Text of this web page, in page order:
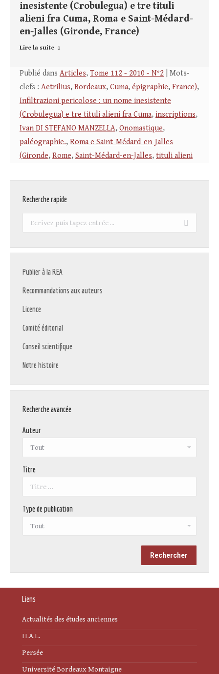
inesistente (Crobulegua) e tre tituli
alieni fra Cuma, Roma e Saint-Médard-
en-Jalles (Gironde, France)
Lire la suite
Publié dans Articles, Tome 112 - 2010 - N°2 | Mots-
clefs : Aetrilius, Bordeaux, Cuma, épigraphie, France),
Infiltrazioni pericolose : un nome inesistente
(Crobulegua) e tre tituli alieni fra Cuma, inscriptions,
Ivan DI STEFANO MANZELLA, Onomastique,
paléographie., Roma e Saint-Médard-en-Jalles
(Gironde, Rome, Saint-Médard-en-Jalles, tituli alieni
Recherche rapide
Recherche
Publier à la REA
Recommandations aux auteurs
Licence
Comité éditorial
Conseil scientifique
Notre histoire
Recherche avancée
Auteur
Titre
Type de publication
Liens
Actualités des études anciennes
H.A.L.
Persée
Université Bordeaux Montaigne